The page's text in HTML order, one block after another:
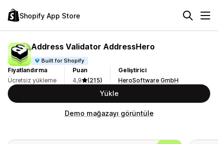
Shopify App Store
Address Validator AddressHero
Built for Shopify
Fiyatlandırma
Ücretsiz yükleme
Puan
4,9
(215)
Geliştirici
HeroSoftware GmbH
Yükle
Demo mağazayı görüntüle